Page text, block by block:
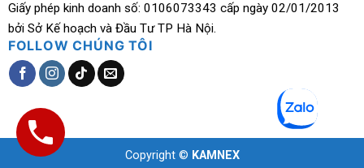
Giấy phép kinh doanh số: 0106073343 cấp ngày 02/01/2013
bởi Sở Kế hoạch và Đầu Tư TP Hà Nội.
FOLLOW CHÚNG TÔI
Copyright © KAMNEX